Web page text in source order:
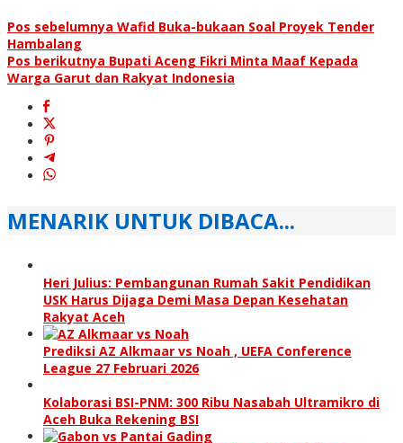
Pos sebelumnya Wafid Buka-bukaan Soal Proyek Tender
Hambalang
Pos berikutnya Bupati Aceng Fikri Minta Maaf Kepada
Warga Garut dan Rakyat Indonesia
MENARIK UNTUK DIBACA...
Heri Julius: Pembangunan Rumah Sakit Pendidikan
USK Harus Dijaga Demi Masa Depan Kesehatan
Rakyat Aceh
Prediksi AZ Alkmaar vs Noah , UEFA Conference
League 27 Februari 2026
Kolaborasi BSI-PNM: 300 Ribu Nasabah Ultramikro di
Aceh Buka Rekening BSI